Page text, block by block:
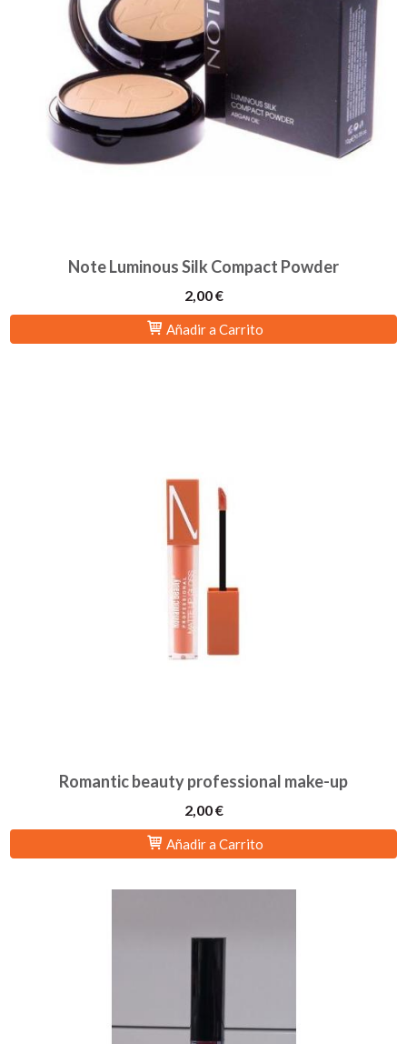
Note Luminous Silk Compact Powder
2,00 €
Añadir a Carrito
Romantic beauty professional make-up
2,00 €
Añadir a Carrito